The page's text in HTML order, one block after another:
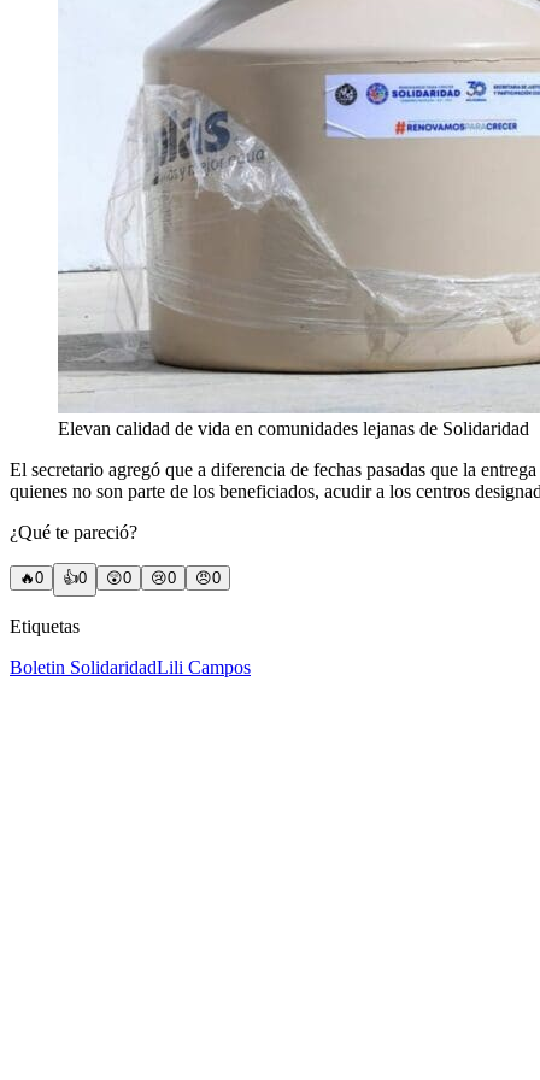
Elevan calidad de vida en comunidades lejanas de Solidaridad
El secretario agregó que a diferencia de fechas pasadas que la
quienes no son parte de los beneficiados, acudir a los centros
¿Qué te pareció?
🔥0 👍0 😲0 😢0 😠0
Etiquetas
Boletin SolidaridadLili Campos